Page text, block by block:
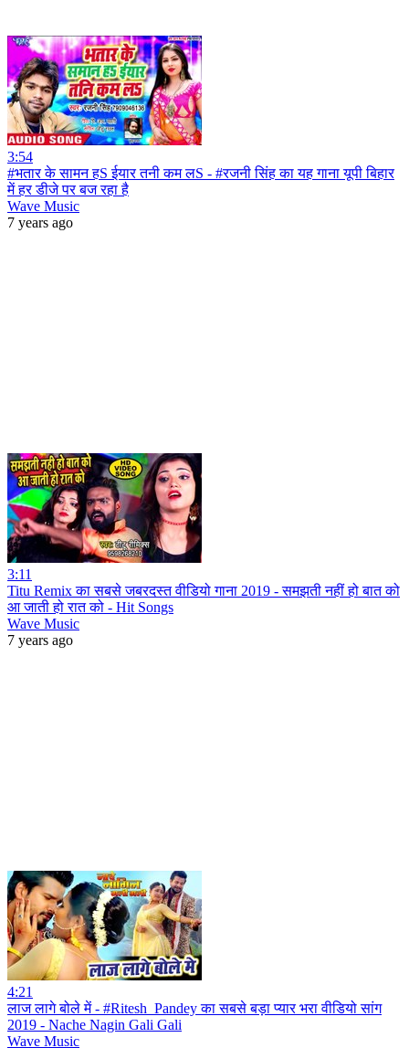
3:54
#भतार के सामन हS ईयार तनी कम लS - #रजनी सिंह का यह गाना यूपी बिहार
में हर डीजे पर बज रहा है
Wave Music
7 years ago
3:11
Titu Remix का सबसे जबरदस्त वीडियो गाना 2019 - समझती नहीं हो बात को
आ जाती हो रात को - Hit Songs
Wave Music
7 years ago
4:21
लाज लागे बोले में - #Ritesh_Pandey का सबसे बड़ा प्यार भरा वीडियो सांग
2019 - Nache Nagin Gali Gali
Wave Music